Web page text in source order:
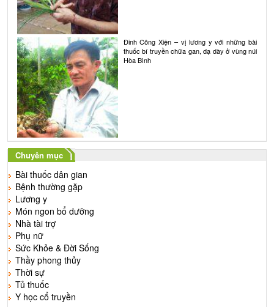
Đinh Công Xiện – vị lương y với những bài
thuốc bí truyền chữa gan, dạ dày ở vùng núi
Hòa Bình
Chuyên mục
Bài thuốc dân gian
Bệnh thường gặp
Lương y
Món ngon bổ dưỡng
Nhà tài trợ
Phụ nữ
Sức Khỏe & Đời Sống
Thầy phong thủy
Thời sự
Tủ thuốc
Y học cổ truyền